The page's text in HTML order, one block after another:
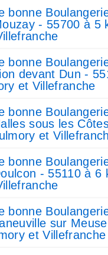
bonne
- 55700 à 5
bonne
devant Dun -
et Villefranche
bonne
sous les
et
bonne
- 55110 à 6
bonne
sur
et Villefranche